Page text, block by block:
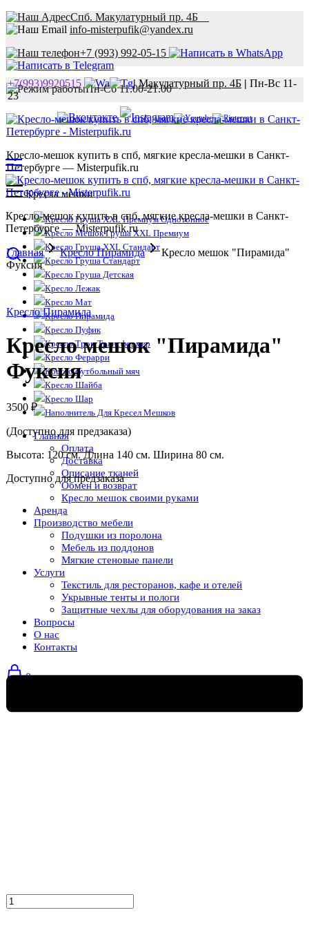
Спб. Макулатурный пр. 4Б
info-misterpufik@yandex.ru
+7 (993) 992-05-15
Пн-Сб 11.00-21.00
+7(993)9920515 | Макулатурный пр. 4Б | Пн-Вс 11-
23
Кресло-мешок купить в спб, мягкие кресла-мешки в Санкт-
Петербурге — Misterpufik.ru
Кресла мешки
Кресло Груша XXL Премиум Однотонное
Кресло Мешок Груша XXL Премиум
Кресло Груша XXL Стандарт
Кресло Груша Стандарт
Кресло Груша Детская
Кресло Лежак
Кресло Мат
Кресло Пирамида
Кресло Пуфик
Кресло Трон Трансформер
Кресло Ферарри
Кресло футбольный мяч
Кресло Шайба
Кресло Шар
Наполнитель Для Кресел Мешков
Главная
Оплата
Доставка
Описание тканей
Обмен и возврат
Кресло мешок своими руками
Аренда
Производство мебели
Подушки из поролона
Мебель из поддонов
Мягкие стеновые панели
Услуги
Текстиль для ресторанов, кафе и отелей
Укрывные тенты и пологи
Защитные чехлы для оборудования на заказ
Вопросы
О нас
Контакты
0
Кресло-мешок купить в спб, мягкие кресла-мешки в Санкт-
Петербурге — Misterpufik.ru
Главная Кресло Пирамида
Кресло мешок "Пирамида"
Фуксия
Кресло Пирамида
Кресло мешок "Пирамида"
Фуксия
3500 ₽
(Доступно для предзаказа)
Высота: 120 см. Длина 140 см. Ширина 80 см.
Доступно для предзаказа
Количество
товара